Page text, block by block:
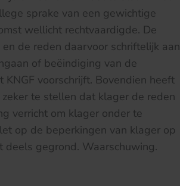
sprake van een gewichtige
wellicht rechtvaardigde. De
de reden daarvoor schriftelijk aan
of beëindiging van de
voorschrijft. Bovendien heeft
te stellen dat klager de reden
verricht om klager onder te
op de beperkingen van klager op
deels gegrond. Waarschuwing.